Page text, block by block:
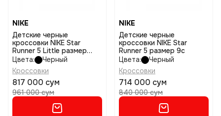
NIKE
Детские черные
кроссовки NIKE Star
Runner 5 Little размер
2,5y
Цвета:
Черный
Кроссовки
817 000 сум
961 000 сум
NIKE
Детские черные
кроссовки NIKE Star
Runner 5 размер 9c
Цвета:
Черный
Кроссовки
714 000 сум
840 000 сум